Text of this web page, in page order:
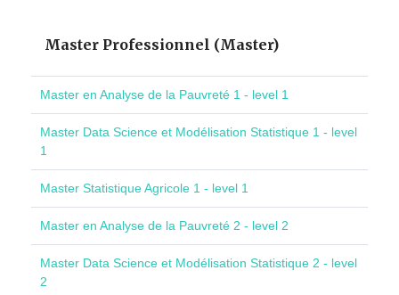
Master Professionnel (Master)
Master en Analyse de la Pauvreté 1 - level 1
Master Data Science et Modélisation Statistique 1 - level
1
Master Statistique Agricole 1 - level 1
Master en Analyse de la Pauvreté 2 - level 2
Master Data Science et Modélisation Statistique 2 - level
2